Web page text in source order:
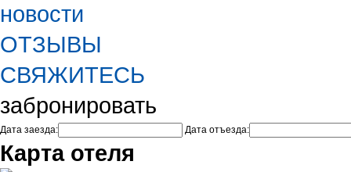
новости
ОТЗЫВЫ
СВЯЖИТЕСЬ
забронировать
Дата заезда: Дата отъезда:
Карта отеля